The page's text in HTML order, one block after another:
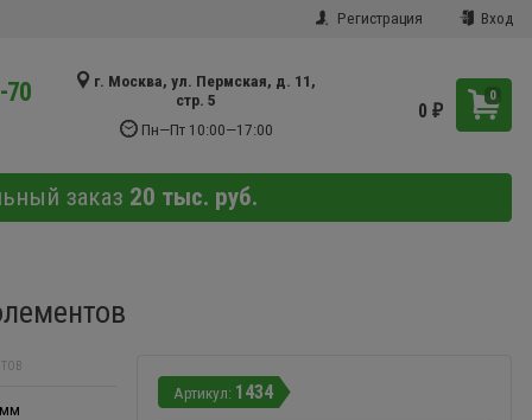
Регистрация Вход
70
г. Москва, ул. Пермская, д. 11,
стр. 5
Пн—Пт 10:00—17:00
0
0₽
заказ 20 тыс. руб.
1434